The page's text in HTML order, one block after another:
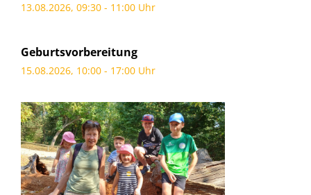
13.08.2026, 09:30 - 11:00 Uhr
Geburtsvorbereitung
15.08.2026, 10:00 - 17:00 Uhr